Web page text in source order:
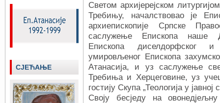
Светом архијерејском
Требињу, началствовао је
архиепископије Српске
саслужење Епископа наше
Епископа диселдорфског
умировљеног Епископа
Атанасија, и уз саслужење
Требиња и Херцеговине, уз
гостију Скупа „Теологија у јавној
Своју бесједу на
СЈЕЋАЊЕ